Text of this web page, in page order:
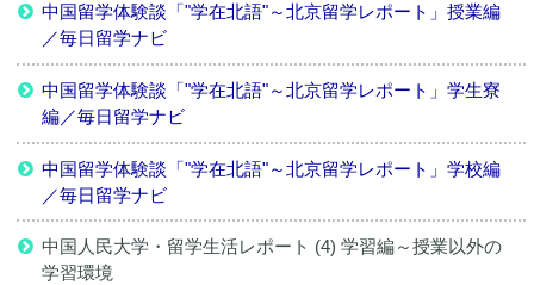
中国留学体験談「"学在北語"～北京留学レポート」授業編
／毎日留学ナビ
中国留学体験談「"学在北語"～北京留学レポート」学生寮
編／毎日留学ナビ
中国留学体験談「"学在北語"～北京留学レポート」学校編
／毎日留学ナビ
中国人民大学・留学生活レポート (4) 学習編～授業以外の
学習環境